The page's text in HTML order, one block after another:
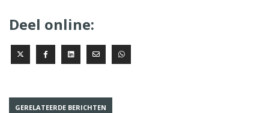
Deel online:
GERELATEERDE BERICHTEN